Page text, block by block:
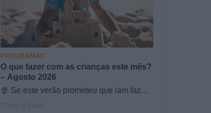
O que fazer com as crianças este mês?
– Agosto 2026
🍨 Se este verão prometeu que iam fazer
PROGRAMAS